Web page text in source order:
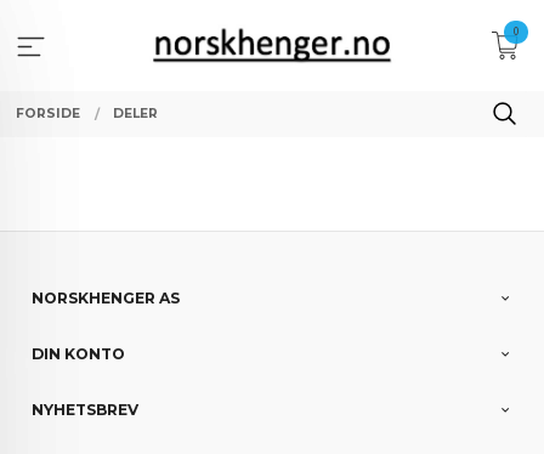
innholdet
0
FORSIDE DELER
NORSKHENGER AS
DIN KONTO
NYHETSBREV